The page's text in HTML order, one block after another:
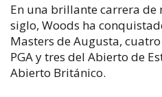
En una brillante carrera de
siglo, Woods ha
Masters de Augusta,
PGA y tres del Abierto de
Abierto Británico.